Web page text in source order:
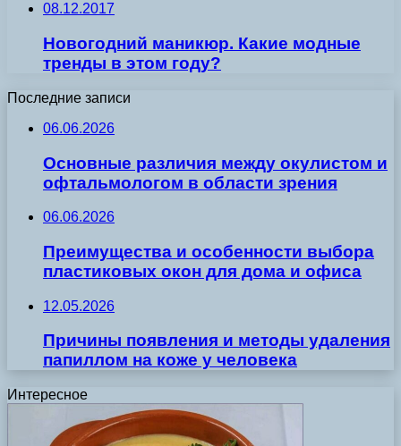
08.12.2017
Новогодний маникюр. Какие модные
тренды в этом году?
Последние записи
06.06.2026
Основные различия между окулистом и
офтальмологом в области зрения
06.06.2026
Преимущества и особенности выбора
пластиковых окон для дома и офиса
12.05.2026
Причины появления и методы удаления
папиллом на коже у человека
Интересное